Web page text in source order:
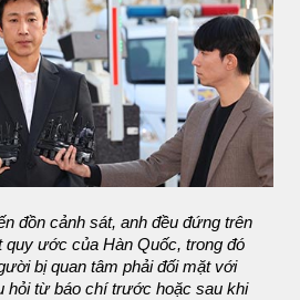
đồn cảnh sát, anh đều đứng trên
quy ước của Hàn Quốc, trong đó
bị quan tâm phải đối mặt với
hỏi từ báo chí trước hoặc sau khi